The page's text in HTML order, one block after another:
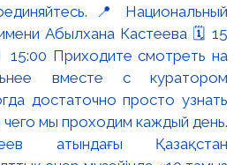
📍 Национальный
Абылхана Кастеева 🗓 15
15:00 Приходите смотреть на
вместе с куратором
достаточно просто узнать
мы проходим каждый день.